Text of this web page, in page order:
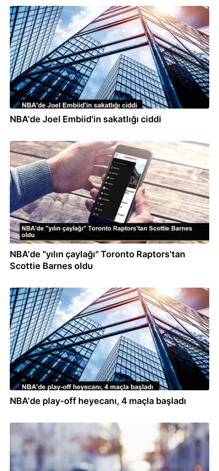
30.04.2022
NBA'de Joel Embiid'in sakatlığı ciddi
23.04.2022
NBA'de "yılın çaylağı" Toronto Raptors'tan
Scottie Barnes oldu
17.04.2022
NBA'de play-off heyecanı, 4 maçla başladı